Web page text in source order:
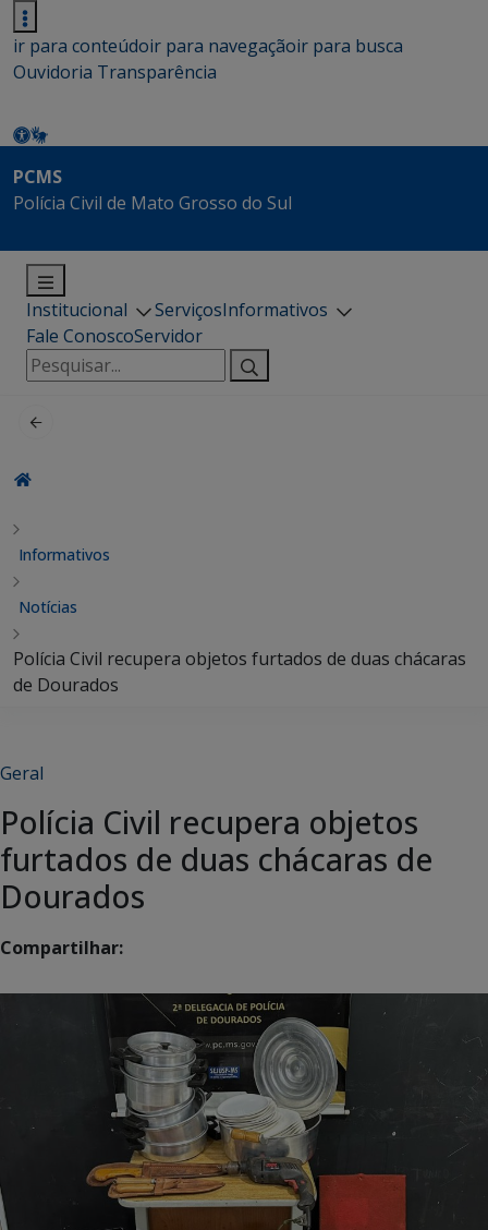
ir para conteúdoir para navegaçãoir para busca
Ouvidoria Transparência
PCMS
Polícia Civil de Mato Grosso do Sul
Institucional ServiçosInformativos
Fale ConoscoServidor
Pesquisar
por:
Informativos
Notícias
Polícia Civil recupera objetos furtados de duas chácaras
de Dourados
Geral
Polícia Civil recupera objetos
furtados de duas chácaras de
Dourados
Compartilhar: